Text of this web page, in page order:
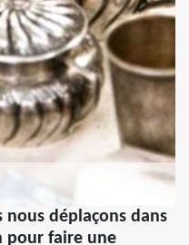
déplaçons dans
pour faire une